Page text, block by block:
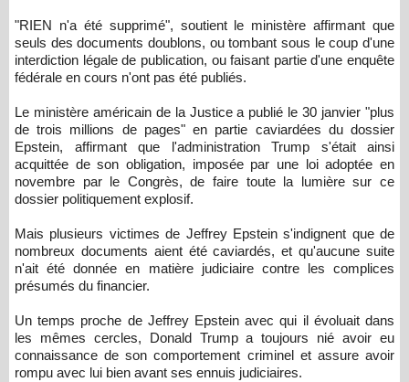
"RIEN n'a été supprimé", soutient le ministère affirmant que
seuls des documents doublons, ou tombant sous le coup d'une
interdiction légale de publication, ou faisant partie d'une enquête
fédérale en cours n'ont pas été publiés.
Le ministère américain de la Justice a publié le 30 janvier "plus
de trois millions de pages" en partie caviardées du dossier
Epstein, affirmant que l'administration Trump s'était ainsi
acquittée de son obligation, imposée par une loi adoptée en
novembre par le Congrès, de faire toute la lumière sur ce
dossier politiquement explosif.
Mais plusieurs victimes de Jeffrey Epstein s'indignent que de
nombreux documents aient été caviardés, et qu'aucune suite
n'ait été donnée en matière judiciaire contre les complices
présumés du financier.
Un temps proche de Jeffrey Epstein avec qui il évoluait dans
les mêmes cercles, Donald Trump a toujours nié avoir eu
connaissance de son comportement criminel et assure avoir
rompu avec lui bien avant ses ennuis judiciaires.